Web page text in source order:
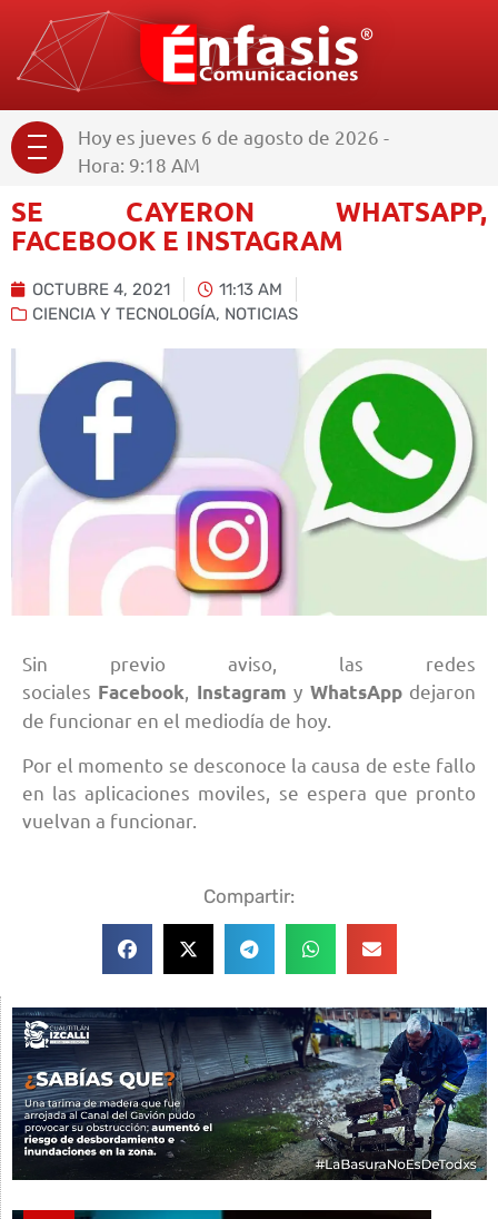
Hoy es jueves 6 de agosto de 2026 -
Hora: 9:18 AM
SE CAYERON WHATSAPP,
FACEBOOK E INSTAGRAM
OCTUBRE 4, 2021
11:13 AM
CIENCIA Y TECNOLOGÍA, NOTICIAS
Sin previo aviso, las redes
sociales Facebook, Instagramy WhatsApp dejaron
de funcionar en el mediodía de hoy.
Por el momento se desconoce la causa de este fallo
en las aplicaciones moviles, se espera que pronto
vuelvan a funcionar.
Compartir: